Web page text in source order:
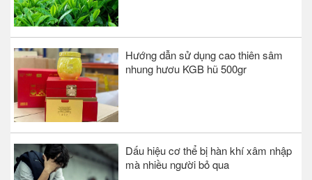
Hướng dẫn sử dụng cao thiên sâm
nhung hươu KGB hũ 500gr
Dấu hiệu cơ thể bị hàn khí xâm nhập
mà nhiều người bỏ qua